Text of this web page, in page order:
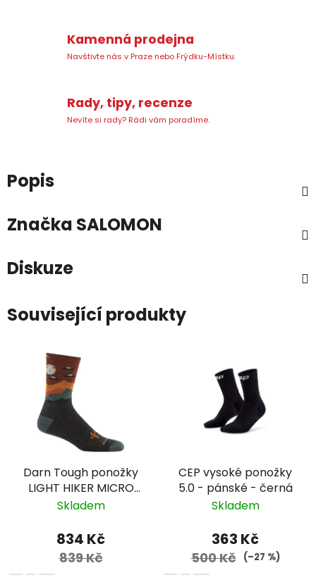
Kamenná prodejna
Navštivte nás v Praze nebo Frýdku-Místku.
Rady, tipy, recenze
Nevíte si rady? Rádi vám poradíme.
Popis
Značka SALOMON
Diskuze
Související produkty
Darn Tough ponožky
LIGHT HIKER MICRO
CREW Lightweight
hnědá
Skladem
834 Kč
839 Kč
CEP vysoké ponožky
5.0 - pánské - černá
Skladem
363 Kč
500 Kč (–27 %)